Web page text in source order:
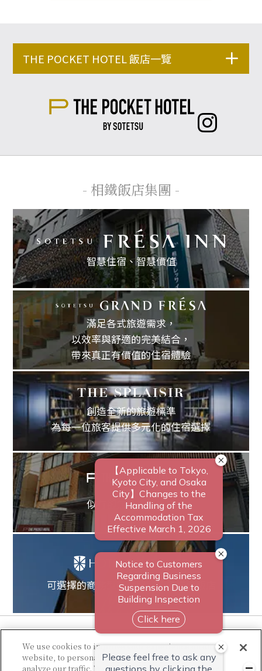
THE POCKET HOTEL 飯店一覽
- 相鐵飯店集團 -
智慧住宿、智慧價值
滿足各式旅遊需求，
以效率與舒適的完美結合，
帶來真正有價值的住宿體驗
創造全新的旅遊標準
為每一位旅客提供多元化的住宿選擇
似有卻無的新型飯店
可選擇的商務型至休閒型的多樣性飯店
We use cookies to improve your experience on our
website, to personalize content and ads, and to
analyze our traffic. We share information about your